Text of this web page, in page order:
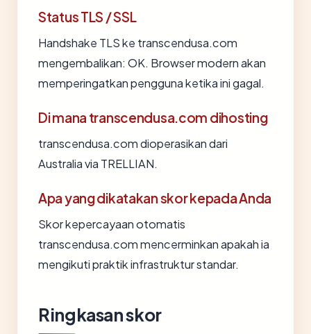
Status TLS / SSL
Handshake TLS ke transcendusa.com
mengembalikan: OK. Browser modern akan
memperingatkan pengguna ketika ini gagal.
Di mana transcendusa.com dihosting
transcendusa.com dioperasikan dari
Australia via TRELLIAN.
Apa yang dikatakan skor kepada Anda
Skor kepercayaan otomatis
transcendusa.com mencerminkan apakah ia
mengikuti praktik infrastruktur standar.
Ringkasan skor